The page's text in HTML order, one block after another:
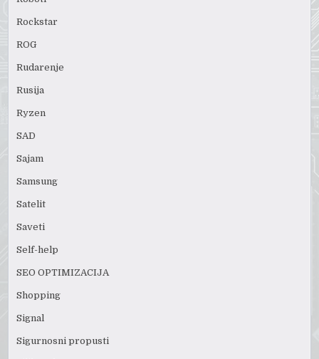
Rockstar
ROG
Rudarenje
Rusija
Ryzen
SAD
Sajam
Samsung
Satelit
Saveti
Self-help
SEO OPTIMIZACIJA
Shopping
Signal
Sigurnosni propusti